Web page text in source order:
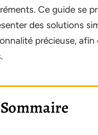
Ce guide se
des solutions
précieuse,
Sommaire